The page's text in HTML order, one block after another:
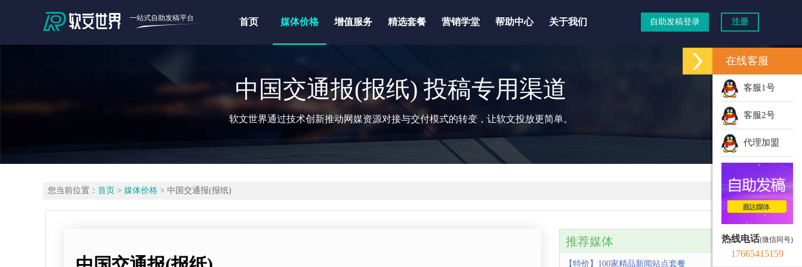
一站式自助发稿平台 首页 媒体价格 增值服务 精选套餐 营销学堂 帮助中心 关于我们 自助发稿登录 注册
中国交通报(报纸) 投稿专用渠道
软文世界通过技术创新推动网媒资源对接与交付模式的转变，让软文投放更简单。
您当前位置： 首页 > 媒体价格 > 中国交通报(报纸)
推荐媒体
【特价】100家精品新闻站点套餐
在线客服
客服1号
客服2号
代理加盟
热线电话(微信同号)
17665415159